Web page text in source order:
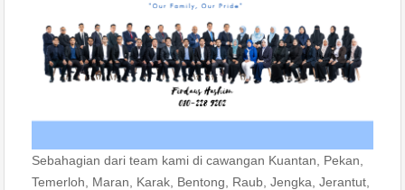
Sebahagian dari team kami di cawangan Kuantan, Pekan,
Temerloh, Maran, Karak, Bentong, Raub, Jengka, Jerantut,